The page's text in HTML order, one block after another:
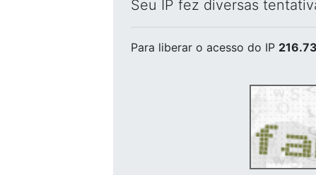
Seu IP fez diversas
Para liberar o acesso do IP